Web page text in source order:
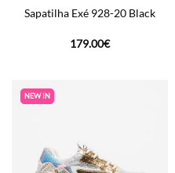
Sapatilha Exé 928-20 Black
179.00€
NEW IN